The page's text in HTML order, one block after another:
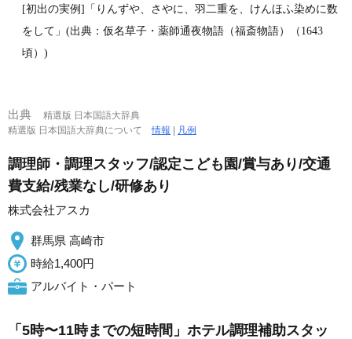
[初出の実例]「りんずや、さやに、羽二重を、けんほふ染めに数
をして」(出典：仮名草子・薬師通夜物語（福斎物語）（1643
頃）)
出典
精選版 日本国語大辞典
精選版 日本国語大辞典について情報 凡例
調理師・調理スタッフ/認定こども園/賞与あり/交通
費支給/残業なし/研修あり
株式会社アスカ
群馬県 高崎市
時給1,400円
アルバイト・パート
「5時〜11時までの短時間」ホテル調理補助スタッ